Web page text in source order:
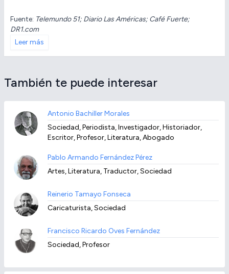
Fuente: Telemundo 51; Diario Las Américas; Café Fuerte;
DR1.com
Leer más
También te puede interesar
Antonio Bachiller Morales
Sociedad, Periodista, Investigador, Historiador,
Escritor, Profesor, Literatura, Abogado
Pablo Armando Fernández Pérez
Artes, Literatura, Traductor, Sociedad
Reinerio Tamayo Fonseca
Caricaturista, Sociedad
Francisco Ricardo Oves Fernández
Sociedad, Profesor